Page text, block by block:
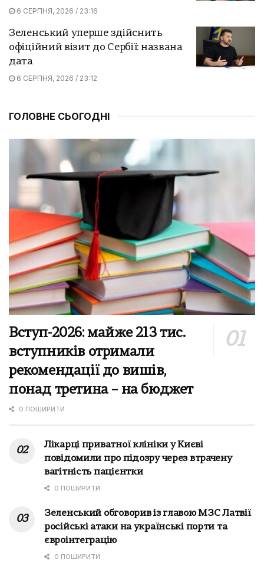
6 СЕРПНЯ, 2026 / 23:16
Зеленський уперше здійснить
офіційний візит до Сербії: названа
дата
6 СЕРПНЯ, 2026 / 23:12
ГОЛОВНЕ СЬОГОДНІ
Вступ-2026: майже 213 тис.
вступників отримали
рекомендації до вишів,
понад третина – на бюджет
0 ПОШИРИТИ
Лікарці приватної клініки у Києві
повідомили про підозру через втрачену
вагітність пацієнтки
0 ПОШИРИТИ
Зеленський обговорив із главою МЗС Латвії
російські атаки на українські порти та
євроінтеграцію
0 ПОШИРИТИ